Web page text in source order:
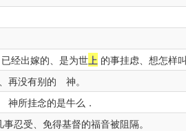
经出嫁的、是为世上 的事挂虑、想怎样
再没有别的 神。
所挂念的是牛么．
忍受、免得基督的福音被阻隔。